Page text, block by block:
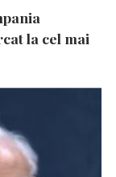
la cel mai